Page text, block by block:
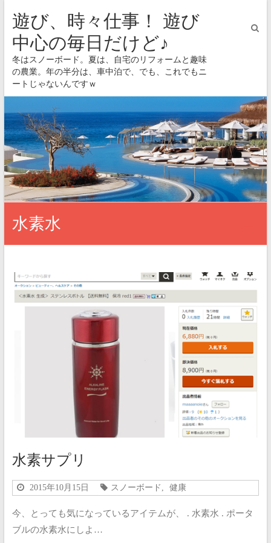
遊び、時々仕事！ 遊び
中心の毎日だけど♪
冬はスノーボード。夏は、自宅のリフォームと趣味
の農業。年の半分は、車中泊で、でも、これでもニ
ートじゃないんですｗ
水素水
水素サプリ
2015年10月15日 スノーボード 健康
今、とっても気になっているアイテムが、 . 水素水 . ポータ
ブルの水素水にしよ…